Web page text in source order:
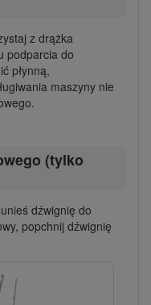
z drążka
podparcia do
płynną,
maszyny nie
(tylko
dźwignię do
popchnij dźwignię